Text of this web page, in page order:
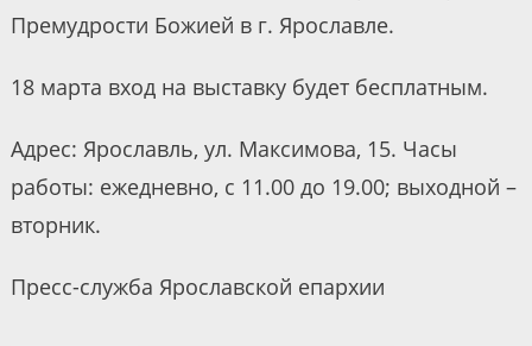
Премудрости Божией в г. Ярославле.
18 марта вход на выставку будет бесплатным.
Адрес: Ярославль, ул. Максимова, 15. Часы
работы: ежедневно, с 11.00 до 19.00; выходной –
вторник.
Пресс-служба Ярославской епархии